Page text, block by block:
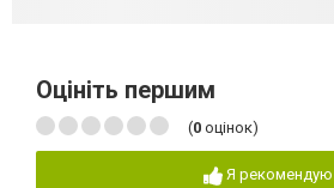
Оцініть першим
(0 оцінок)
Я рекомендую